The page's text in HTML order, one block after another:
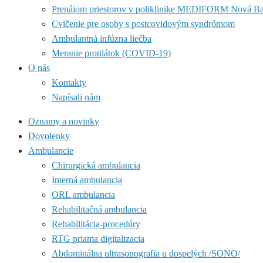
Prenájom priestorov v poliklinike MEDIFORM Nová
Cvičenie pre osoby s postcovidovým syndrómom
Ambulantná infúzna liečba
Meranie protilátok (COVID-19)
O nás
Kontakty
Napísali nám
Oznamy a novinky
Dovolenky
Ambulancie
Chirurgická ambulancia
Interná ambulancia
ORL ambulancia
Rehabilitačná ambulancia
Rehabilitácia-procedúry
RTG priama digitalizacia
Abdominálna ultrasonografia u dospelých /SONO/